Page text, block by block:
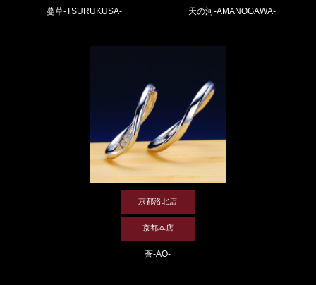
蔓草-TSURUKUSA- 天の河-AMANOGAWA-
京都洛北店
京都本店
蒼-AO-